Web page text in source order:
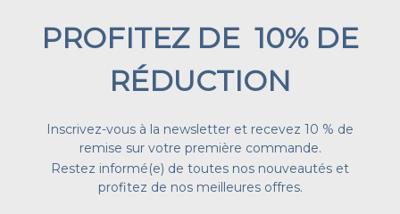
PROFITEZ DE 10% DE
RÉDUCTION
Inscrivez-vous à la newsletter et recevez 10 % de
remise sur votre première commande.
Restez informé(e) de toutes nos nouveautés et
profitez de nos meilleures offres.